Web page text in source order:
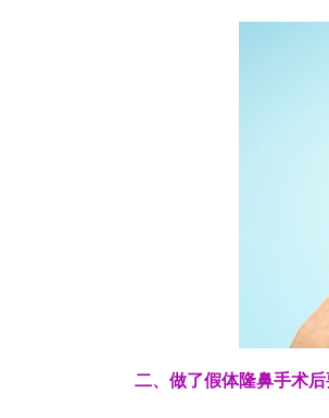
二、做了假体隆鼻手术后